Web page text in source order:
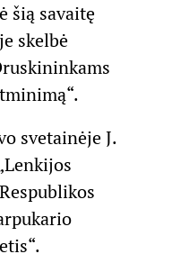
šią savaitę
skelbė
svetainėje J.